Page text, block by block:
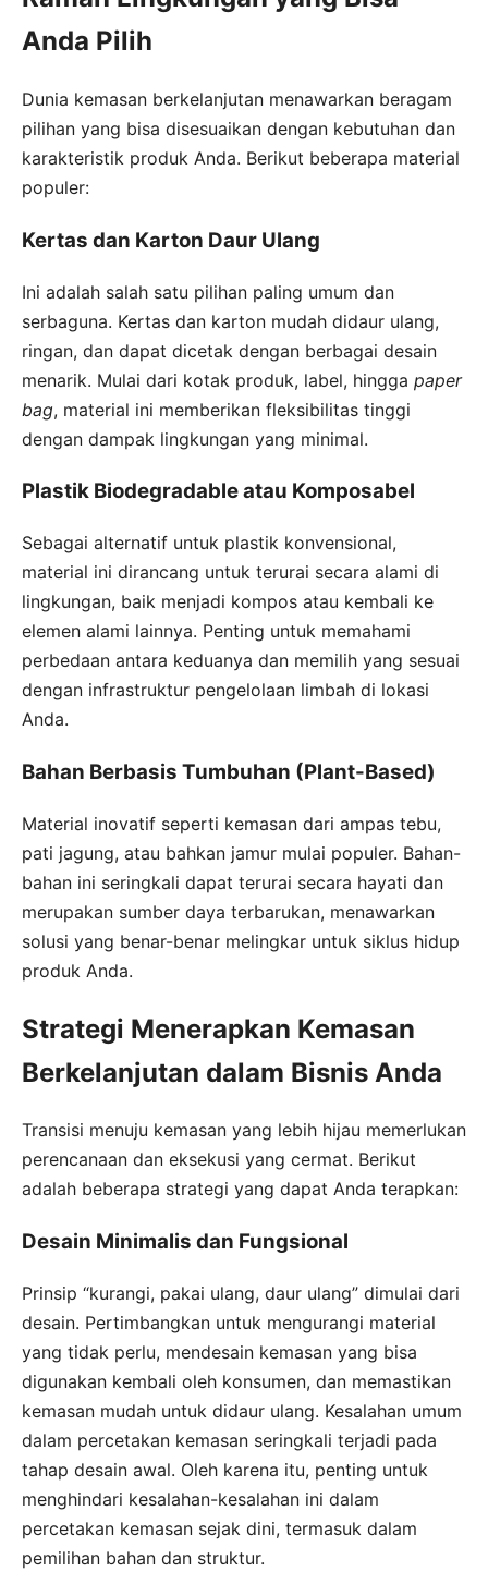
Anda Pilih
Dunia kemasan berkelanjutan menawarkan beragam
pilihan yang bisa disesuaikan dengan kebutuhan dan
karakteristik produk Anda. Berikut beberapa material
populer:
Kertas dan Karton Daur Ulang
Ini adalah salah satu pilihan paling umum dan
serbaguna. Kertas dan karton mudah didaur ulang,
ringan, dan dapat dicetak dengan berbagai desain
menarik. Mulai dari kotak produk, label, hingga paper
bag, material ini memberikan fleksibilitas tinggi
dengan dampak lingkungan yang minimal.
Plastik Biodegradable atau Komposabel
Sebagai alternatif untuk plastik konvensional,
material ini dirancang untuk terurai secara alami di
lingkungan, baik menjadi kompos atau kembali ke
elemen alami lainnya. Penting untuk memahami
perbedaan antara keduanya dan memilih yang sesuai
dengan infrastruktur pengelolaan limbah di lokasi
Anda.
Bahan Berbasis Tumbuhan (Plant-Based)
Material inovatif seperti kemasan dari ampas tebu,
pati jagung, atau bahkan jamur mulai populer. Bahan-
bahan ini seringkali dapat terurai secara hayati dan
merupakan sumber daya terbarukan, menawarkan
solusi yang benar-benar melingkar untuk siklus hidup
produk Anda.
Strategi Menerapkan Kemasan
Berkelanjutan dalam Bisnis Anda
Transisi menuju kemasan yang lebih hijau memerlukan
perencanaan dan eksekusi yang cermat. Berikut
adalah beberapa strategi yang dapat Anda terapkan:
Desain Minimalis dan Fungsional
Prinsip “kurangi, pakai ulang, daur ulang” dimulai dari
desain. Pertimbangkan untuk mengurangi material
yang tidak perlu, mendesain kemasan yang bisa
digunakan kembali oleh konsumen, dan memastikan
kemasan mudah untuk didaur ulang. Kesalahan umum
dalam percetakan kemasan seringkali terjadi pada
tahap desain awal. Oleh karena itu, penting untuk
menghindari kesalahan-kesalahan ini dalam
percetakan kemasan sejak dini, termasuk dalam
pemilihan bahan dan struktur.